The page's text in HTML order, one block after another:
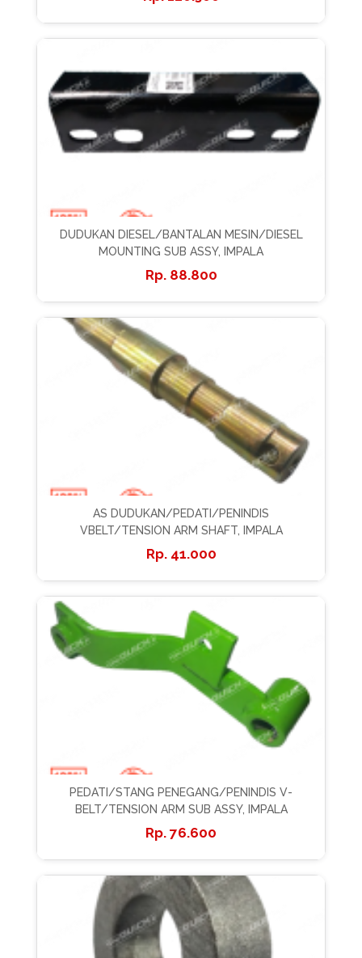
DUDUKAN DIESEL/BANTALAN MESIN/DIESEL
MOUNTING SUB ASSY, IMPALA
88.800
AS DUDUKAN/PEDATI/PENINDIS
VBELT/TENSION ARM SHAFT, IMPALA
41.000
PEDATI/STANG PENEGANG/PENINDIS V-
BELT/TENSION ARM SUB ASSY, IMPALA
76.600